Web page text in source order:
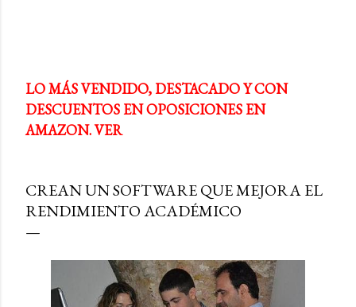
LO MÁS VENDIDO, DESTACADO Y CON
DESCUENTOS EN OPOSICIONES EN
AMAZON. VER
CREAN UN SOFTWARE QUE MEJORA EL
RENDIMIENTO ACADÉMICO